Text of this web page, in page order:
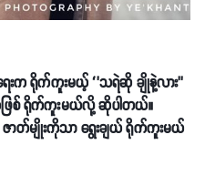
ရိုက်ကူးမယ့် ‘’သရဲဆို ချိုနဲ့လား’’
ြစ် ရိုက်ကူးမယ်လို့ ဆိုပါတယ်။
မျိုးကိုသာ ရွေးချယ် ရိုက်ကူးမယ်